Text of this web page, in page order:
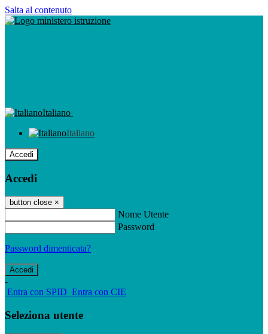
Salta al contenuto
Italiano
Italiano
Accedi
Accedi
button close ×
Nome Utente
Password
Password dimenticata?
-
Entra con SPID Entra con CIE
Seleziona utente